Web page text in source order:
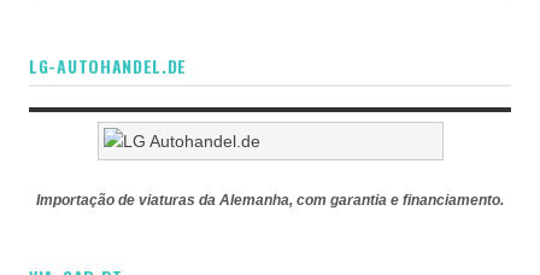
LG-AUTOHANDEL.DE
Importação de viaturas da Alemanha, com garantia e financiamento.